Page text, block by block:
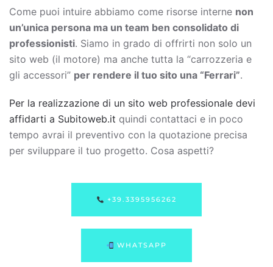
Come puoi intuire abbiamo come risorse interne non
un’unica persona ma un team ben consolidato di
professionisti. Siamo in grado di offrirti non solo un
sito web (il motore) ma anche tutta la “carrozzeria e
gli accessori” per rendere il tuo sito una “Ferrari”.
Per la realizzazione di un sito web professionale devi
affidarti a Subitoweb.it quindi contattaci e in poco
tempo avrai il preventivo con la quotazione precisa
per sviluppare il tuo progetto. Cosa aspetti?
+39.3395956262
WHATSAPP